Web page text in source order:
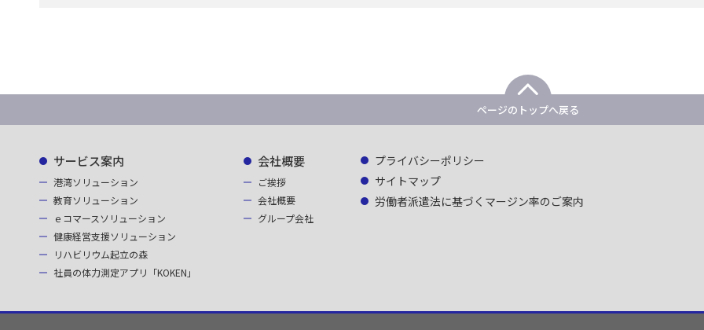
ページのトップへ戻る
サービス案内
港湾ソリューション
教育ソリューション
ｅコマースソリューション
健康経営支援ソリューション
リハビリウム起立の森
社員の体力測定アプリ「KOKEN」
会社概要
ご挨拶
会社概要
グループ会社
プライバシーポリシー
サイトマップ
労働者派遣法に基づくマージン率のご案内